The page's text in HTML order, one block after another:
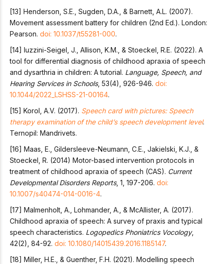
[13] Henderson, S.E., Sugden, D.A., & Barnett, A.L. (2007).
Movement assessment battery for children (2nd Ed.). London:
Pearson. doi: 10.1037/t55281-000.
[14] Iuzzini-Seigel, J., Allison, K.M., & Stoeckel, R.E. (2022). A
tool for differential diagnosis of childhood apraxia of speech
and dysarthria in children: A tutorial. Language, Speech, and
Hearing Services in Schools, 53(4), 926-946. doi:
10.1044/2022_LSHSS-21-00164.
[15] Korol, A.V. (2017). Speech card with pictures: Speech
therapy examination of the child’s speech development level.
Ternopil: Mandrivets.
[16] Maas, E., Gildersleeve-Neumann, C.E., Jakielski, K.J., &
Stoeckel, R. (2014) Motor-based intervention protocols in
treatment of childhood apraxia of speech (CAS). Current
Developmental Disorders Reports, 1, 197-206. doi:
10.1007/s40474-014-0016-4.
[17] Malmenholt, A., Lohmander, A., & McAllister, A. (2017).
Childhood apraxia of speech: A survey of praxis and typical
speech characteristics. Logopedics Phoniatrics Vocology,
42(2), 84-92. doi: 10.1080/14015439.2016.1185147.
[18] Miller, H.E., & Guenther, F.H. (2021). Modelling speech